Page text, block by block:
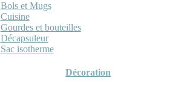
Bols et Mugs
Cuisine
Gourdes et bouteilles
Décapsuleur
Sac isotherme
Décoration